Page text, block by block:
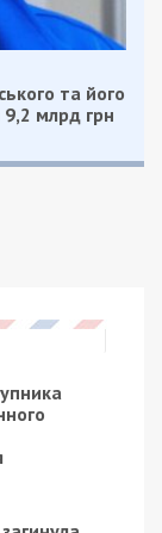
та його
9,2 млрд грн